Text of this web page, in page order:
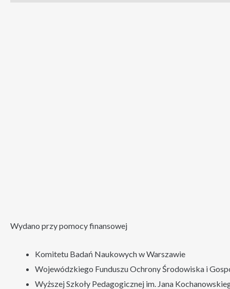
Wydano przy pomocy finansowej
Komitetu Badań Naukowych w Warszawie
Wojewódzkiego Funduszu Ochrony Środowiska i
Wyższej Szkoły Pedagogicznej im. Jana